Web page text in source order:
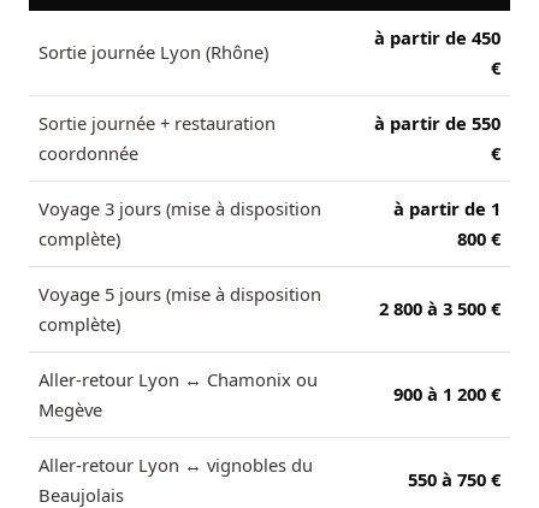
Sortie journée Lyon (Rhône)
à partir de 450
€
Sortie journée + restauration
coordonnée
à partir de 550
€
Voyage 3 jours (mise à disposition
complète)
à partir de 1
800 €
Voyage 5 jours (mise à disposition
complète)
2 800 à 3 500 €
Aller-retour Lyon ↔ Chamonix ou
Megève
900 à 1 200 €
Aller-retour Lyon ↔ vignobles du
Beaujolais
550 à 750 €